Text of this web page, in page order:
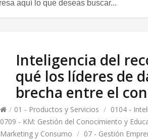
Inteligencia del
qué los líderes de
brecha entre el
/ 01 - Productos y Servicios / 0104 -
0709 - KM: Gestión del Conocimiento y
Marketing y Consumo / 07 - Gestión